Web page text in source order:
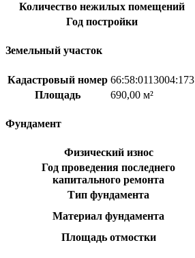
Количество нежилых помещений
Год постройки
Земельный участок
Кадастровый номер 66:58:0113004:173
Площадь
690,00 м²
Фундамент
Физический износ
Год проведения последнего
капитального ремонта
Тип фундамента
Материал фундамента
Площадь отмостки